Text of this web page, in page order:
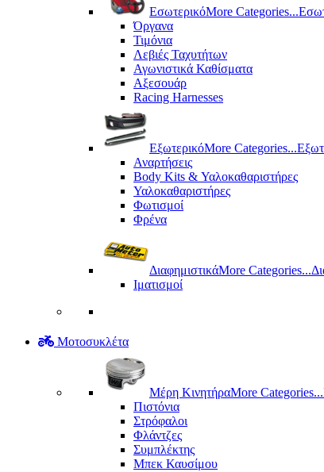
ΕσωτερικόMore Categories...
Όργανα
Τιμόνια
Λεβιές Ταχυτήτων
Αγωνιστικά Καθίσματα
Αξεσουάρ
Racing Harnesses
ΕξωτερικόMore Categories...
Αναρτήσεις
Body Kits & Υαλοκαθαριστήρες
Υαλοκαθαριστήρες
Φωτισμοί
Φρένα
ΔιαφημιστικάMore Categories...
Ιματισμοί
Μοτοσυκλέτα
Μέρη KινητήραMore Categories...
Πιστόνια
Στρόφαλοι
Φλάντζες
Συμπλέκτης
Μπεκ Καυσίμου